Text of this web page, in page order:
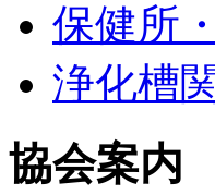
保健所
浄化槽
協会案内